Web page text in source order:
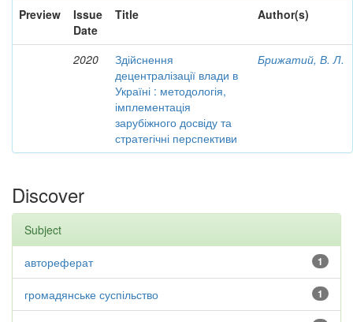
Preview
Issue
Date
Title Author(s)
2020
Здійснення
децентралізації влади в
Україні : методологія,
імплементація
зарубіжного досвіду та
стратегічні перспективи
Брижатий, В. Л.
Discover
Subject
1
автореферат
1
громадянське суспільство